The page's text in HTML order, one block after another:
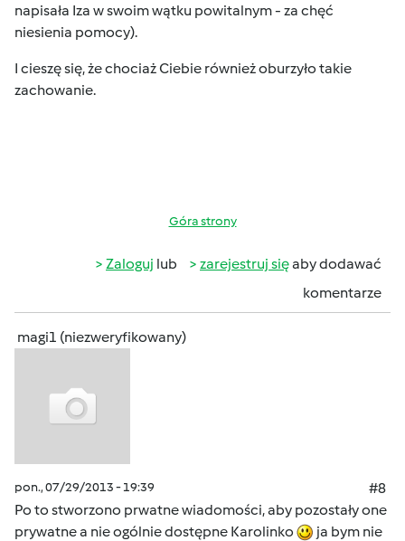
napisała Iza w swoim wątku powitalnym - za chęć
niesienia pomocy).
I cieszę się, że chociaż Ciebie również oburzyło takie
zachowanie.
Góra strony
Zaloguj lub zarejestruj sięaby dodawać
komentarze
magi1 (niezweryfikowany)
pon., 07/29/2013 - 19:39
#8
Po to stworzono prwatne wiadomości, aby pozostały one
prywatne a nie ogólnie dostępne Karolinko
ja bym nie